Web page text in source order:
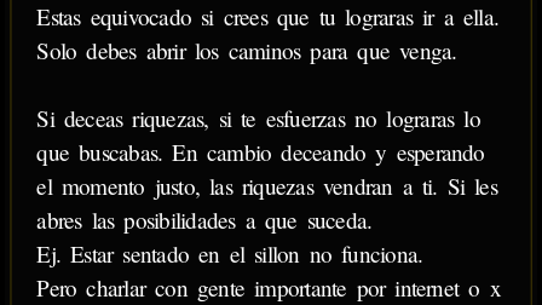
Estas equivocado si crees que tu lograras ir a ella.
Solo debes abrir los caminos para que venga.
Si deceas riquezas, si te esfuerzas no lograras lo
que buscabas. En cambio deceando y esperando
el momento justo, las riquezas vendran a ti. Si les
abres las posibilidades a que suceda.
Ej. Estar sentado en el sillon no funciona.
Pero charlar con gente importante por internet o x